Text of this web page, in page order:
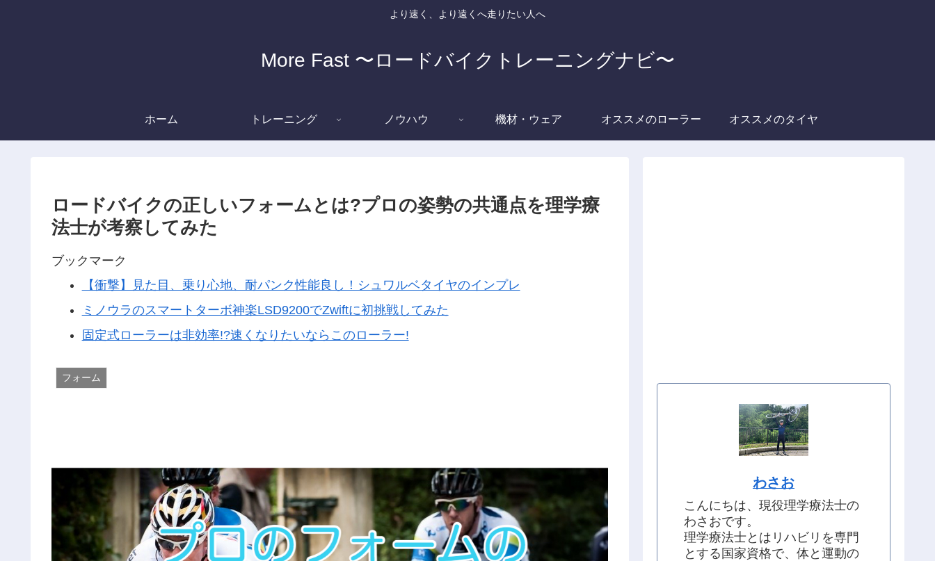
より速く、より遠くへ走りたい人へ
More Fast 〜ロードバイクトレーニングナビ〜
ホーム トレーニング ノウハウ 機材・ウェア オススメのローラー オススメのタイヤ
ロードバイクの正しいフォームとは?プロの姿勢の共通点を理学療
法士が考察してみた
ブックマーク
【衝撃】見た目、乗り心地、耐パンク性能良し！シュワルベタイヤのインプレ
ミノウラのスマートターボ神楽LSD9200でZwiftに初挑戦してみた
固定式ローラーは非効率!?速くなりたいならこのローラー!
フォーム
わさお
こんにちは、現役理学療法士の
わさおです。
理学療法士とはリハビリを専門
とする国家資格で、体と運動の